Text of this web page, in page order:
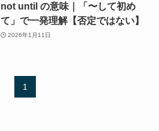
not until の意味｜「〜して初め
て」で一発理解【否定ではない】
2026年1月11日
1